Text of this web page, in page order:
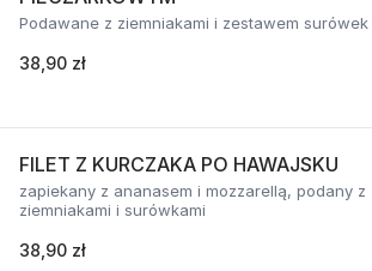
Podawane z ziemniakami i zestawem surówek
38,90 zł
FILET Z KURCZAKA PO HAWAJSKU
zapiekany z ananasem i mozzarellą, podany z
ziemniakami i surówkami
38,90 zł